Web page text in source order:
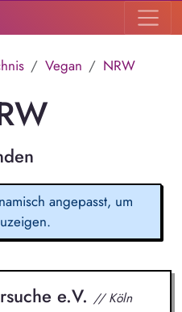
Vegan NRW
angepasst, um
e.V. // Köln